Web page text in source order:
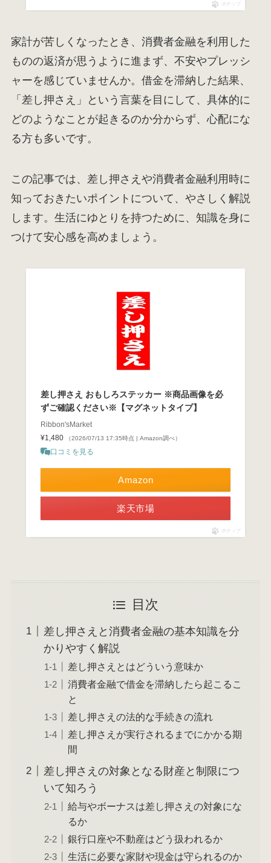
ポチップ
家計が苦しくなったとき、消費者金融を利用した
ものの返済が思うように進まず、不安やプレッシ
ャーを感じていませんか。借金を滞納した結果、
「差し押さえ」という言葉を目にして、具体的に
どのようなことが起きるのか分からず、心配にな
る方も多いです。
この記事では、差し押さえや消費者金融利用時に
知っておきたいポイントについて、やさしく解説
します。生活にゆとりを持つために、知識を身に
つけて安心感を高めましょう。
差し押さえ おもしろステッカー ※商品画像を必
ずご確認ください※【マグネットタイプ】
Ribbon'sMarket
¥1,480
（2026/07/13 17:35時点 | Amazon調べ）
口コミを見る
Amazon
楽天市場
ポチップ
目次
差し押さえと消費者金融の基本知識を分
かりやすく解説
差し押さえとはどういう意味か
消費者金融で借金を滞納したら起こるこ
と
差し押さえの法的な手続きの流れ
差し押さえが実行されるまでにかかる期
間
差し押さえの対象となる財産と制限につ
いて知ろう
給与やボーナスは差し押さえの対象にな
るか
銀行口座や不動産はどう扱われるか
生活に必要な家財や現金は守られるのか